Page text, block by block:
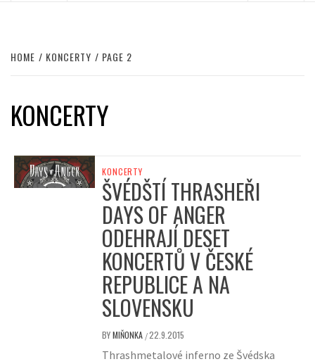
HOME KONCERTY PAGE 2
KONCERTY
KONCERTY
ŠVÉDŠTÍ THRASHEŘI
DAYS OF ANGER
ODEHRAJÍ DESET
KONCERTŮ V ČESKÉ
REPUBLICE A NA
SLOVENSKU
BYMIŇONKA /22.9.2015
Thrashmetalové inferno ze Švédska